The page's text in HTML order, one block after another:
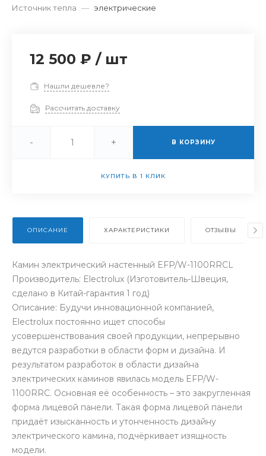
Источник тепла — электрические
12 500 ₽ / шт
Нашли дешевле?
Рассчитать доставку
- + В КОРЗИНУ
КУПИТЬ В 1 КЛИК
ОПИСАНИЕ ХАРАКТЕРИСТИКИ ОТЗЫВЫ
Камин электрический настенный EFP/W-1100RRCL
Производитель: Electrolux (Изготовитель-Швеция,
сделано в Китай-гарантия 1 год)
Описание: Будучи инновационной компанией,
Electrolux постоянно ищет способы
усовершенствования своей продукции, непрерывно
ведутся разработки в области форм и дизайна. И
результатом разработок в области дизайна
электрических каминов явилась модель EFP/W-
1100RRC. Основная её особенность – это закругленная
форма лицевой панели. Такая форма лицевой панели
придаёт изысканность и утонченность дизайну
электрического камина, подчёркивает изящность
модели.